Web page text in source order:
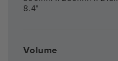
8.4"
Volume